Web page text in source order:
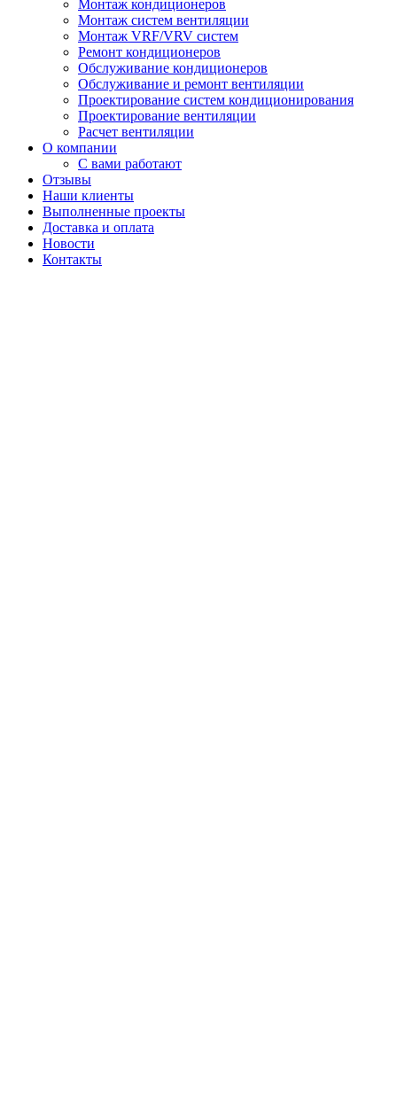
Монтаж кондиционеров
Монтаж систем вентиляции
Монтаж VRF/VRV систем
Ремонт кондиционеров
Обслуживание кондиционеров
Обслуживание и ремонт вентиляции
Проектирование систем кондиционирования
Проектирование вентиляции
Расчет вентиляции
О компании
С вами работают
Отзывы
Наши клиенты
Выполненные проекты
Доставка и оплата
Новости
Контакты